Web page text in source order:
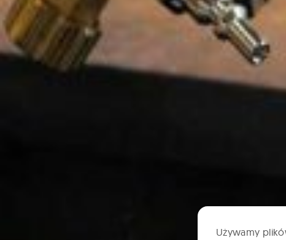
Używamy